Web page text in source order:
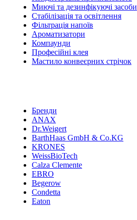
Миючі та дезинфікуючі засоби
Стабілізація та освітлення
Фільтрація напоїв
Ароматизатори
Компаунди
Професійні клея
Мастило конвеєрних стрічок
Бренди
ANAX
Dr.Weigert
BarthHaas GmbH & Co.KG
KRONES
WeissBioTech
Calza Clemente
EBRO
Begerow
Condetta
Eaton